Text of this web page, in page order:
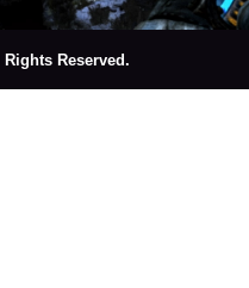
Reserved.